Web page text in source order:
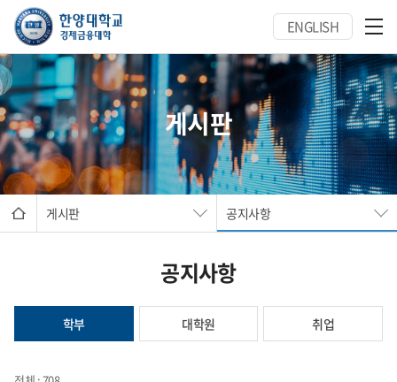
ENGLISH
게시판
게시판 공지사항
공지사항
학부 대학원 취업